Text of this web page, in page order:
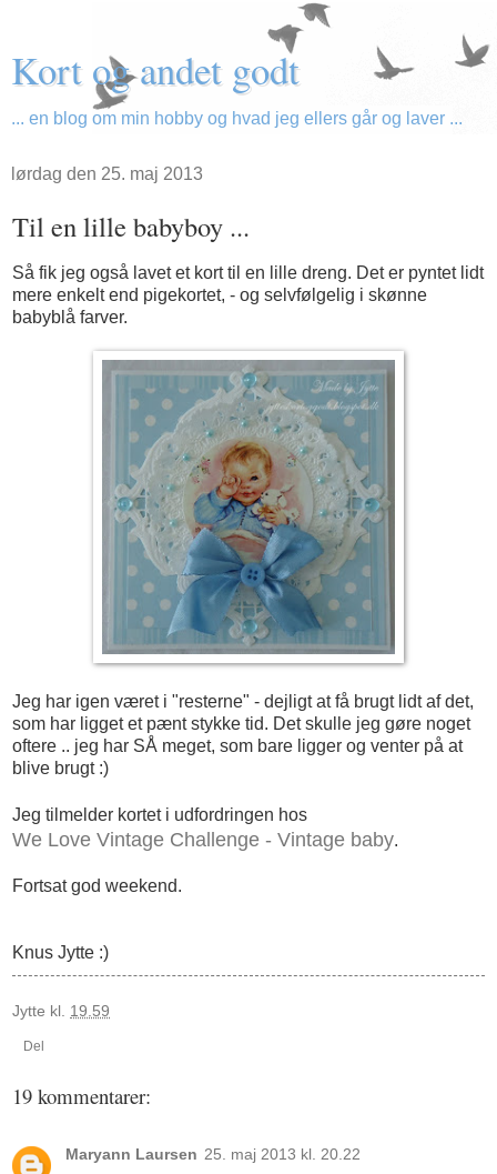
Kort og andet godt
... en blog om min hobby og hvad jeg ellers går og laver ...
lørdag den 25. maj 2013
Til en lille babyboy ...
Så fik jeg også lavet et kort til en lille dreng. Det er pyntet lidt
mere enkelt end pigekortet, - og selvfølgelig i skønne
babyblå farver.
Jeg har igen været i "resterne" - dejligt at få brugt lidt af det,
som har ligget et pænt stykke tid. Det skulle jeg gøre noget
oftere .. jeg har SÅ meget, som bare ligger og venter på at
blive brugt :)
Jeg tilmelder kortet i udfordringen hos
We Love Vintage Challenge - Vintage baby.
Fortsat god weekend.
Knus Jytte :)
Jytte kl. 19.59
Del
19 kommentarer:
Maryann Laursen 25. maj 2013 kl. 20.22